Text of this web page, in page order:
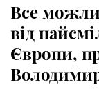
Все
від
Європи,